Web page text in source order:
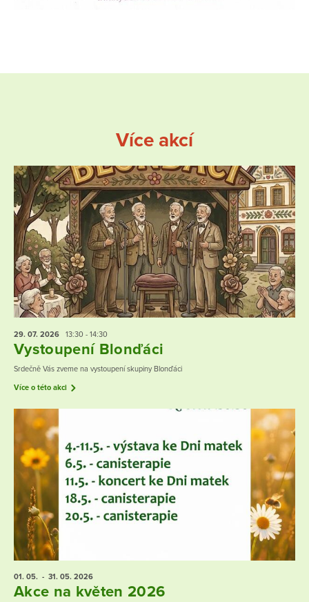
Více akcí
29. 07. 2026 13:30 - 14:30
Vystoupení Blonďáci
Srdečně Vás zveme na vystoupení skupiny Blonďáci
Více o této akci
01. 05. - 31. 05. 2026
Akce na květen 2026